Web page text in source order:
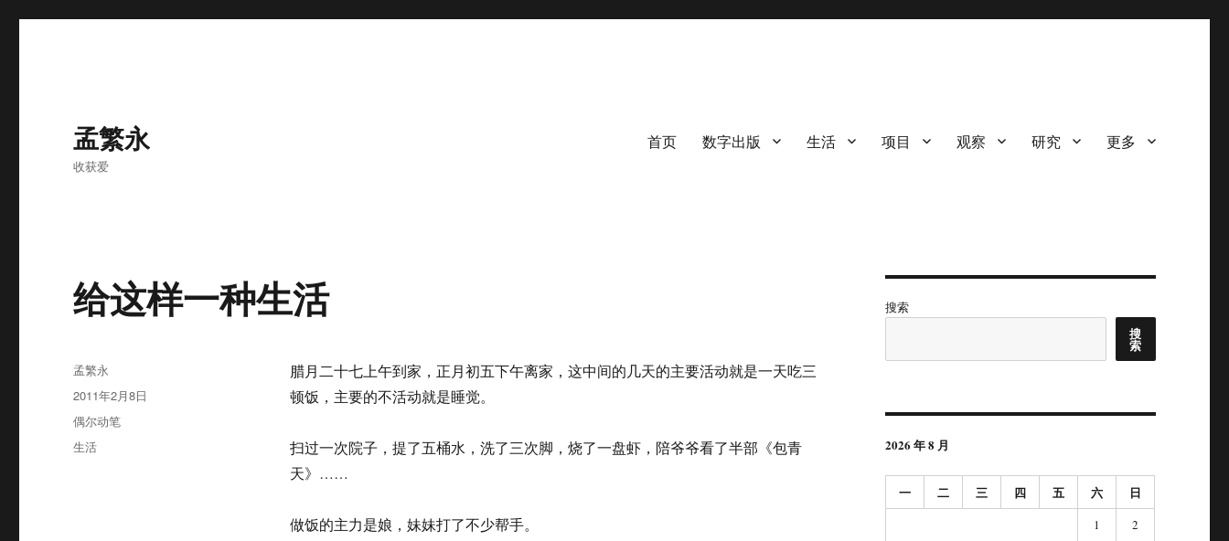
孟繁永
收获爱
首页 数字出版 生活 项目 观察 研究 更多
给这样一种生活
腊月二十七上午到家，正月初五下午离家，这中间的几天的主要活动就是一天吃三
顿饭，主要的不活动就是睡觉。
扫过一次院子，提了五桶水，洗了三次脚，烧了一盘虾，陪爷爷看了半部《包青
天》……
做饭的主力是娘，妹妹打了不少帮手。
作
者
孟繁永
发
布
于
2011年2月8日
分
类
偶尔动笔
标
生活
搜索
搜
索
2026 年 8 月
一 二 三 四 五 六 日
1
2